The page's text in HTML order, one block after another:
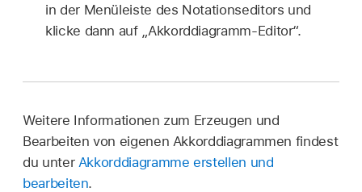
in der Menüleiste des Notationseditors und
klicke dann auf „Akkorddiagramm-Editor“.
Weitere Informationen zum Erzeugen und
Bearbeiten von eigenen Akkorddiagrammen findest
du unter Akkorddiagramme erstellen und
bearbeiten.